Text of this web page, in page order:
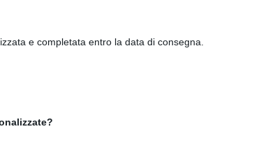
e completata entro la data di consegna.